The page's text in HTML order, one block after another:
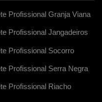
Profissional Granja Viana
Profissional Jangadeiros
Profissional Socorro
Profissional Serra Negra
Profissional Riacho